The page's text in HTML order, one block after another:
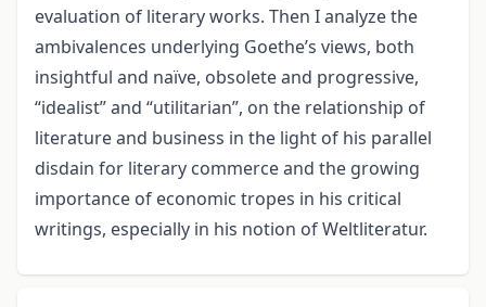
evaluation of literary works. Then I analyze the
ambivalences underlying Goethe’s views, both
insightful and naïve, obsolete and progressive,
“idealist” and “utilitarian”, on the relationship of
literature and business in the light of his parallel
disdain for literary commerce and the growing
importance of economic tropes in his critical
writings, especially in his notion of Weltliteratur.